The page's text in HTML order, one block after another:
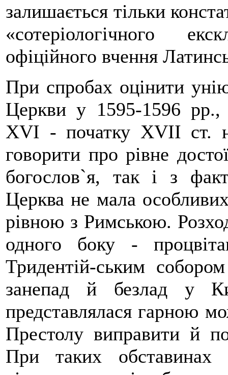
залишається тільки
«сотеріологічного
офіційного вчення
При спробах оцінити
Церкви у 1595-1596 pp.,
XVI - початку XVII ст.
говорити про рівне
богослов`я, так і з
Церква не мала
рівною з Римською.
одного боку -
Тридентій-ським
занепад й безлад у
представлялася гарною
Престолу виправити й
При таких